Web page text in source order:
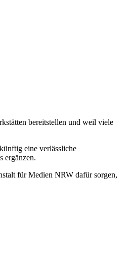
bereitstellen und weil viele
eine verlässliche
ergänzen.
für Medien NRW dafür sorgen,